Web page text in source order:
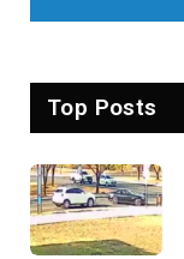
Top Posts